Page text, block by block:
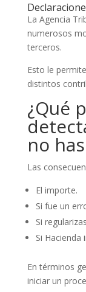
La Agencia
numerosos
terceros.
Esto le
distintos
¿Qué
no
Las
El importe.
Si fue un
Si
Si Hacienda
En términos
iniciar un